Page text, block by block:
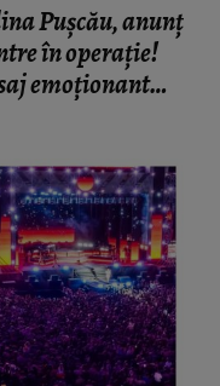
Pușcău, anunț
în operație!
emoționant